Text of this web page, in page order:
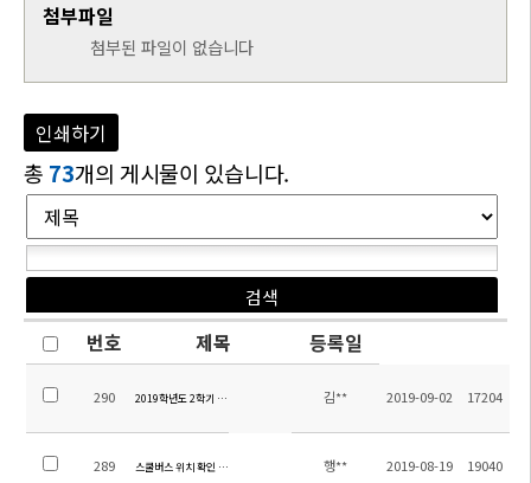
첨부파일
첨부된 파일이 없습니다
인쇄하기
총 73개의 게시물이 있습니다.
번호 제목 등록일
290 2019학년도 2학기 중등 평가계획 안내 김** 2019-09-02 17204
289 스쿨버스 위치 확인 방법 안내 행** 2019-08-19 19040